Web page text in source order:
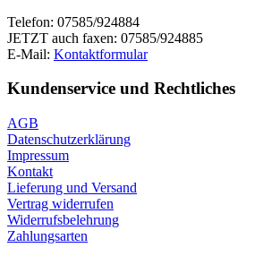
Telefon: 07585/924884
JETZT auch faxen: 07585/924885
E-Mail: Kontaktformular
Kundenservice und Rechtliches
AGB
Datenschutzerklärung
Impressum
Kontakt
Lieferung und Versand
Vertrag widerrufen
Widerrufsbelehrung
Zahlungsarten